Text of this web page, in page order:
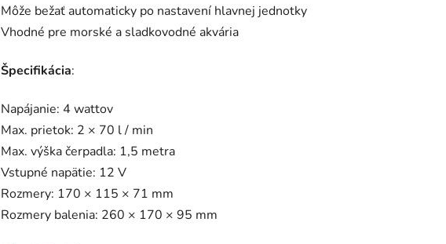
Môže bežať automaticky po nastavení hlavnej jednotky
Vhodné pre morské a sladkovodné akvária
Špecifikácia:
Napájanie: 4 wattov
Max. prietok: 2 × 70 l / min
Max. výška čerpadla: 1,5 metra
Vstupné napätie: 12 V
Rozmery: 170 × 115 × 71 mm
Rozmery balenia: 260 × 170 × 95 mm